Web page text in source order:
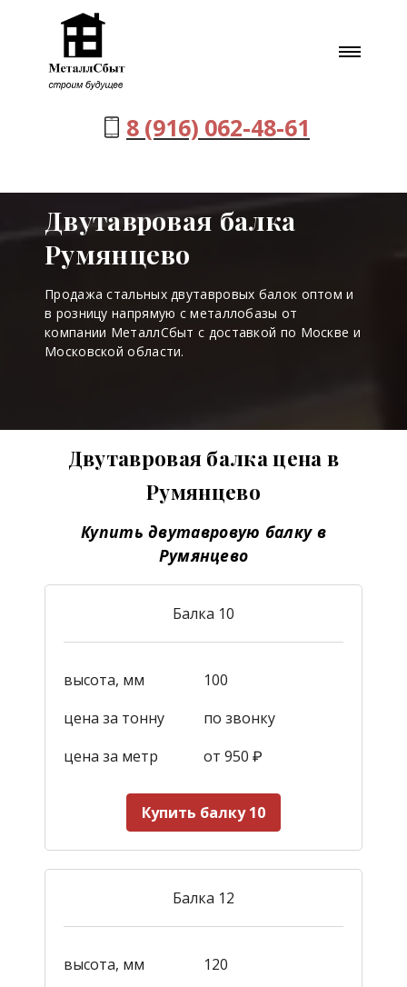
8 (916) 062-48-61
Двутавровая балка
Румянцево
Продажа стальных двутавровых балок оптом и
в розницу напрямую с металлобазы от
компании МеталлСбыт с доставкой по Москве и
Московской области.
Двутавровая балка цена в
Румянцево
Купить двутавровую балку в
Румянцево
Балка 10
высота, мм
100
цена за тонну
по звонку
цена за метр
от 950 ₽
Купить балку 10
Балка 12
высота, мм
120